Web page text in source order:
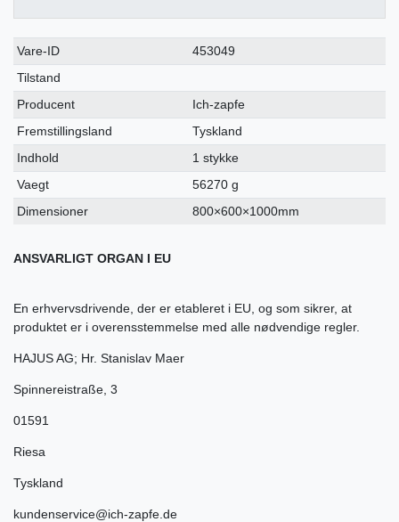
Ceres::Template.singleItemTechnicalDataAttribute
Ceres::Template.singleItemTechnicalDataValue
Vare-ID
453049
Tilstand
Producent
Ich-zapfe
Fremstillingsland
Tyskland
Indhold
1 stykke
Vaegt
56270 g
Dimensioner
800×600×1000mm
ANSVARLIGT ORGAN I EU
En erhvervsdrivende, der er etableret i EU, og som sikrer, at
produktet er i overensstemmelse med alle nødvendige regler.
HAJUS AG; Hr. Stanislav Maer
Spinnereistraße 3
01591
Riesa
Tyskland
kundenservice@ich-zapfe.de